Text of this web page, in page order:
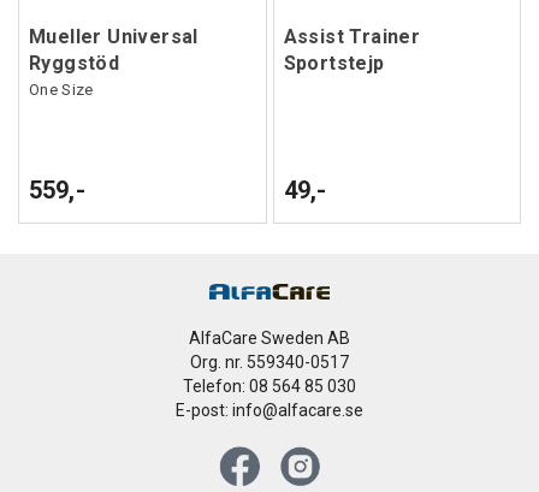
Mueller Universal
Ryggstöd
One Size
559,-
Assist Trainer
Sportstejp
49,-
AlfaCare Sweden AB
Org. nr. 559340-0517
Telefon: 08 564 85 030
E-post: info@alfacare.se